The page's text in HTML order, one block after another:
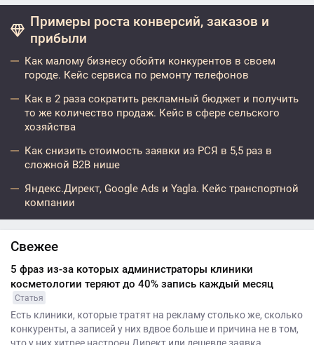
Примеры роста конверсий, заказов и
прибыли
Как малому бизнесу обойти конкурентов в своем
городе. Кейс сервиса по ремонту телефонов
Как в 2 раза сократить рекламный бюджет и получить
то же количество продаж. Кейс в сфере сельского
хозяйства
Как снизить стоимость заявки из РСЯ в 5,5 раз в
сложной B2B нише
Яндекс.Директ, Google Ads и Yagla. Кейс транспортной
компании
Свежее
5 фраз из-за которых администраторы клиники
косметологии теряют до 40% запись каждый месяц
Статья
Есть клиники, которые тратят на рекламу столько же, сколько
конкуренты, а записей у них вдвое больше и причина не в том,